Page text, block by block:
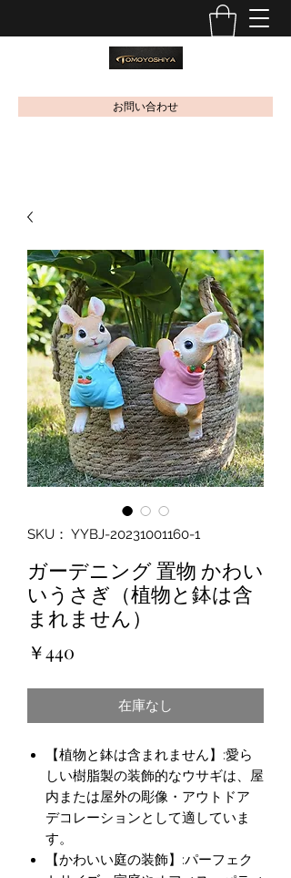
お問い合わせ
SKU： YYBJ-20231001160-1
ガーデニング 置物 かわい
いうさぎ（植物と鉢は含
まれません）
￥440
在庫なし
【植物と鉢は含まれません】:愛ら
しい樹脂製の装飾的なウサギは、屋
内または屋外の彫像・アウトドア
デコレーションとして適していま
す。
【かわいい庭の装飾】:パーフェク